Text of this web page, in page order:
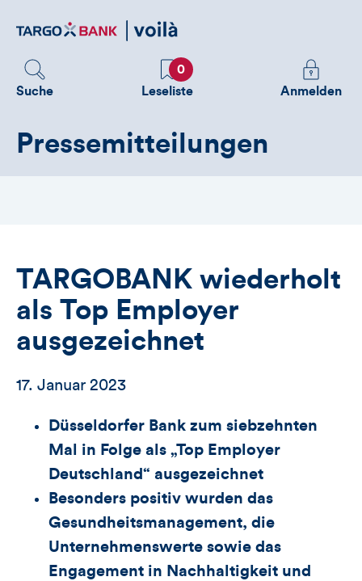
zum
Suche
Favoriten
0
Leseliste
Melden
Sie
Anmelden
Pressemitteilungen
TARGOBANK wiederholt
als Top Employer
ausgezeichnet
17. Januar 2023
Düsseldorfer Bank zum siebzehnten
Mal in Folge als „Top Employer
Deutschland“ ausgezeichnet
Besonders positiv wurden das
Gesundheitsmanagement, die
Unternehmenswerte sowie das
Engagement in Nachhaltigkeit und